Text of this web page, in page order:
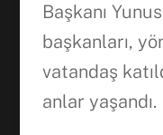
Başkanı
başkanları,
vatandaş
anlar yaşandı.